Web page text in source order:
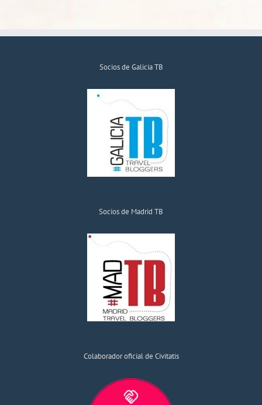
Socios de Galicia TB
Socios de Madrid TB
Colaborador oficial de Civitatis